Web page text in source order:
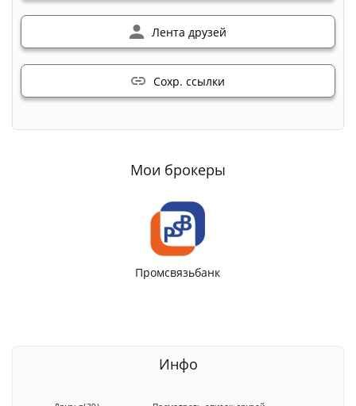
Лента друзей
Сохр. ссылки
Мои брокеры
Промсвязьбанк
Инфо